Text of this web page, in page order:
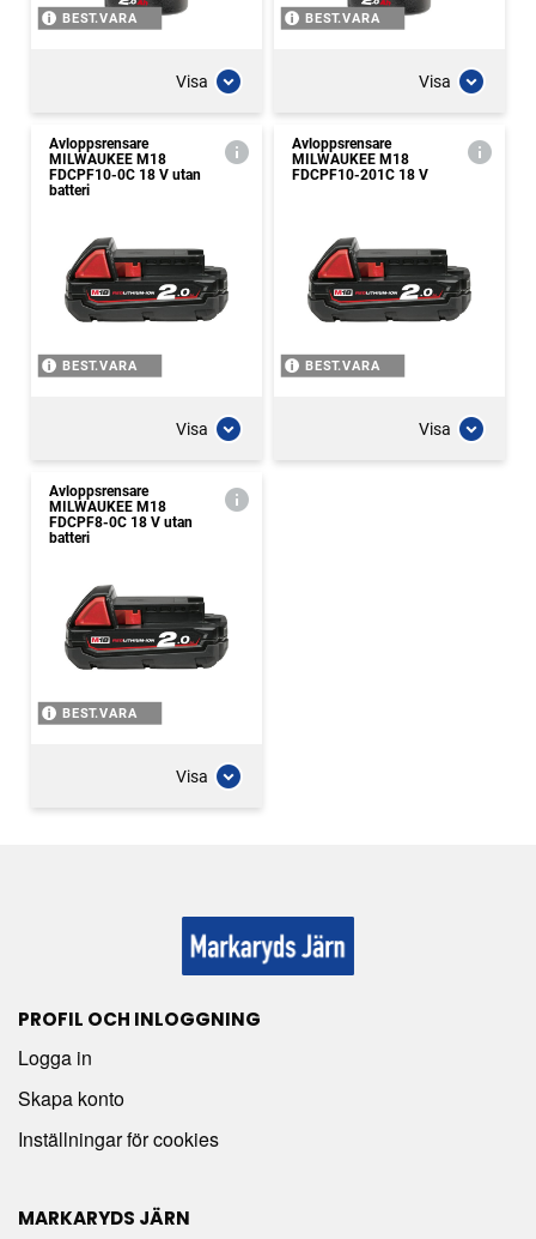
BEST.VARA
Visa
BEST.VARA
Visa
Avloppsrensare
MILWAUKEE M18
FDCPF10-0C 18 V utan
batteri
BEST.VARA
Visa
Avloppsrensare
MILWAUKEE M18
FDCPF10-201C 18 V
BEST.VARA
Visa
Avloppsrensare
MILWAUKEE M18
FDCPF8-0C 18 V utan
batteri
BEST.VARA
Visa
PROFIL OCH INLOGGNING
Logga in
Skapa konto
Inställningar för cookies
MARKARYDS JÄRN